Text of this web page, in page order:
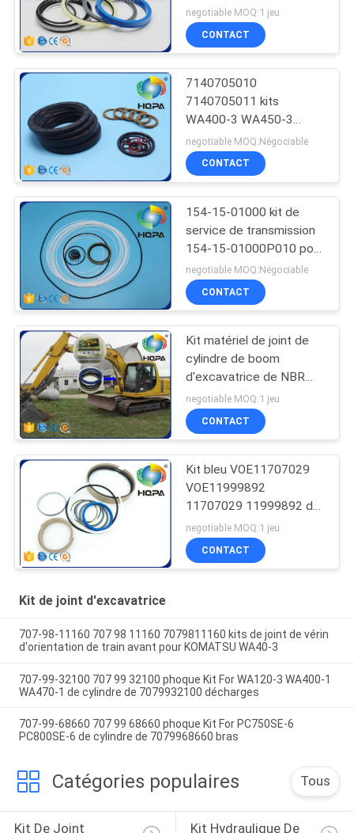
scelle l'excavatrice de
D155AX-3 D155AX-5
negotiable MOQ:1 jeu
CONTACT
7140705010
7140705011 kits
WA400-3 WA450-3
WA470-3 de joint de
7140705012
excavatrices
negotiable MOQ:Négociable
CONTACT
154-15-01000 kit de
service de transmission
154-15-01000P010 pour
Shantui SD23
negotiable MOQ:Négociable
CONTACT
Kit matériel de joint de
cylindre de boom
d'excavatrice de NBR
HNBR pour PC100
negotiable MOQ:1 jeu
CONTACT
Kit bleu VOE11707029
VOE11999892
11707029 11999892 de
joint de cylindre
d'inclinaison de kit de
joint d'excavatrice/seau
negotiable MOQ:1 jeu
CONTACT
Kit de joint d'excavatrice
707-98-11160 707 98 11160 7079811160 kits de joint de vérin
d'orientation de train avant pour KOMATSU WA40-3
707-99-32100 707 99 32100 phoque Kit For WA120-3 WA400-1
WA470-1 de cylindre de 7079932100 décharges
707-99-68660 707 99 68660 phoque Kit For PC750SE-6
PC800SE-6 de cylindre de 7079968660 bras
Catégories populaires Tous
Kit De Joint Kit Hydraulique De